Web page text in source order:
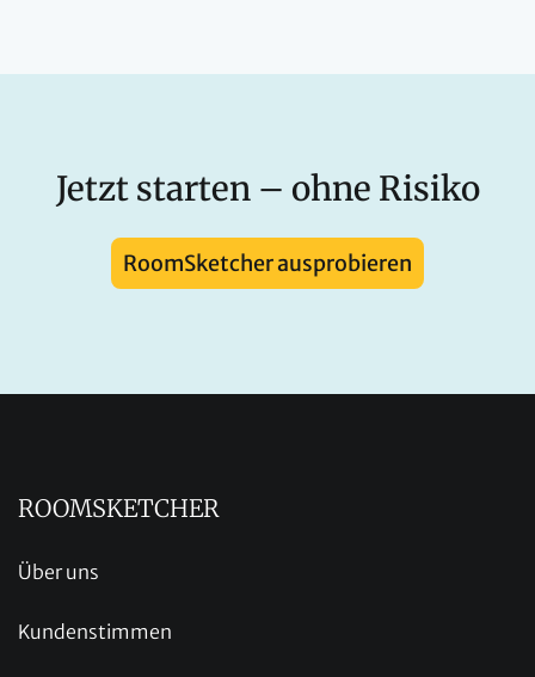
Jetzt starten – ohne Risiko
RoomSketcher ausprobieren
ROOMSKETCHER
Über uns
Kundenstimmen